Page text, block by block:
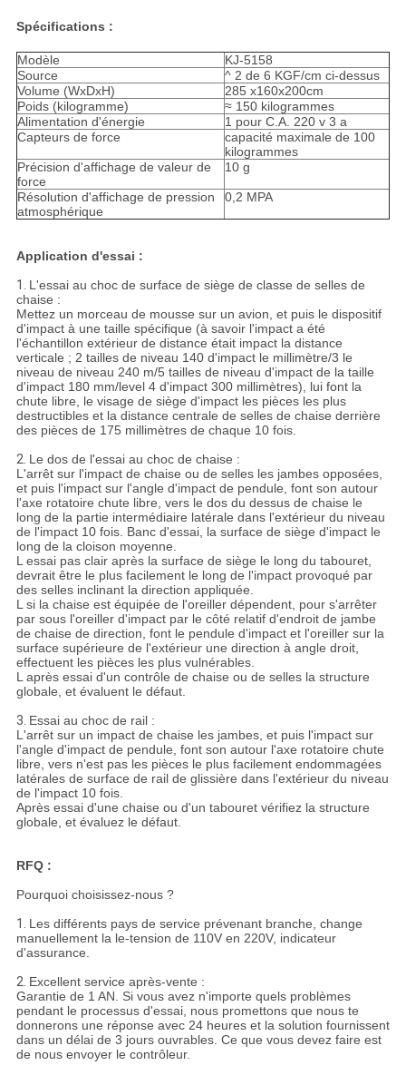
Spécifications :
Modèle
KJ-5158
Source
^ 2 de 6 KGF/cm ci-dessus
Volume (WxDxH)
285 x160x200cm
Poids (kilogramme)
≈ 150 kilogrammes
Alimentation d'énergie
1 pour C.A. 220 v 3 a
Capteurs de force
capacité maximale de 100
kilogrammes
Précision d'affichage de valeur de
force
10 g
Résolution d'affichage de pression
atmosphérique
0,2 MPA
Application d'essai :
1. L'essai au choc de surface de siège de classe de selles de
chaise :
Mettez un morceau de mousse sur un avion, et puis le dispositif
d'impact à une taille spécifique (à savoir l'impact a été
l'échantillon extérieur de distance était impact la distance
verticale ; 2 tailles de niveau 140 d'impact le millimètre/3 le
niveau de niveau 240 m/5 tailles de niveau d'impact de la taille
d'impact 180 mm/level 4 d'impact 300 millimètres), lui font la
chute libre, le visage de siège d'impact les pièces les plus
destructibles et la distance centrale de selles de chaise derrière
des pièces de 175 millimètres de chaque 10 fois.
2. Le dos de l'essai au choc de chaise :
L'arrêt sur l'impact de chaise ou de selles les jambes opposées,
et puis l'impact sur l'angle d'impact de pendule, font son autour
l'axe rotatoire chute libre, vers le dos du dessus de chaise le
long de la partie intermédiaire latérale dans l'extérieur du niveau
de l'impact 10 fois. Banc d'essai, la surface de siège d'impact le
long de la cloison moyenne.
L essai pas clair après la surface de siège le long du tabouret,
devrait être le plus facilement le long de l'impact provoqué par
des selles inclinant la direction appliquée.
L si la chaise est équipée de l'oreiller dépendent, pour s'arrêter
par sous l'oreiller d'impact par le côté relatif d'endroit de jambe
de chaise de direction, font le pendule d'impact et l'oreiller sur la
surface supérieure de l'extérieur une direction à angle droit,
effectuent les pièces les plus vulnérables.
L après essai d'un contrôle de chaise ou de selles la structure
globale, et évaluent le défaut.
3. Essai au choc de rail :
L'arrêt sur un impact de chaise les jambes, et puis l'impact sur
l'angle d'impact de pendule, font son autour l'axe rotatoire chute
libre, vers n'est pas les pièces le plus facilement endommagées
latérales de surface de rail de glissière dans l'extérieur du niveau
de l'impact 10 fois.
Après essai d'une chaise ou d'un tabouret vérifiez la structure
globale, et évaluez le défaut.
RFQ :
Pourquoi choisissez-nous ?
1. Les différents pays de service prévenant branche, change
manuellement la le-tension de 110V en 220V, indicateur
d'assurance.
2. Excellent service après-vente :
Garantie de 1 AN. Si vous avez n'importe quels problèmes
pendant le processus d'essai, nous promettons que nous te
donnerons une réponse avec 24 heures et la solution fournissent
dans un délai de 3 jours ouvrables. Ce que vous devez faire est
de nous envoyer le contrôleur.